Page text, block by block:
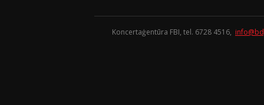
Koncertaģentūra FBI, tel. 6728 4516,